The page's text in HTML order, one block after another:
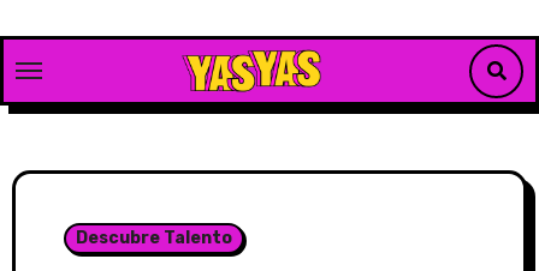
content
Descubre Talento